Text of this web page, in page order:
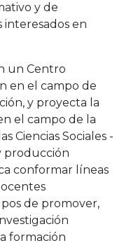
y de
interesados en
un Centro
en el campo de
y proyecta la
el campo de la
Ciencias Sociales -
producción
conformar líneas
de promover,
formación